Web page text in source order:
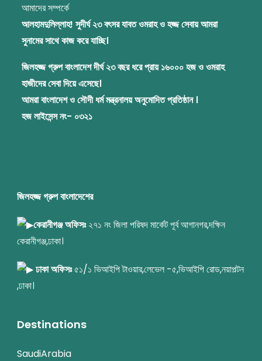
আমাদের সম্পর্কে
আলহামদুলিল্লাহ! সুদীর্ঘ ২৩ বৎসর যাবত ওমরাহ ও হজ্জ সেবায় আমরা
সুনামের সাথে কাজ করে যাচ্ছি।
জিলহজ্জ গ্রুপ বাংলাদেশ দীর্ঘ ২৩ বছর ধরে প্রায় ১৬০০০ হজ ও ওমরাহ
হাজীদের সেবা দিয়ে এসেছে।
আমরা বাংলাদেশ ও সৌদী ধর্ম মন্ত্রনালয় অনুমোদিত প্রতিষ্ঠান ।
হজ লাইসেন্স নং- ০৩২১
জিলহজ্জ গ্রুপ বাংলাদেশের
কেরানীগঞ্জ অফিসঃ২৭১ নং জিলা পরিষদ মার্কেট পূর্ব আগানগর,দক্ষিন
কেরানীগঞ্জ,ঢাকা।
ঢাকা অফিসঃ৫১/১ ভিআইপি টাওয়ার,লেভেল -৫,ভিআইপি রোড,নয়াপল্টন
,ঢাকা।
Destinations
SaudiArabia